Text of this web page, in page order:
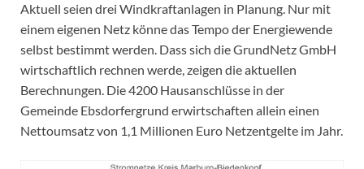
Aktuell seien drei Windkraftanlagen in Planung. Nur mit
einem eigenen Netz könne das Tempo der Energiewende
selbst bestimmt werden. Dass sich die GrundNetz GmbH
wirtschaftlich rechnen werde, zeigen die aktuellen
Berechnungen. Die 4200 Hausanschlüsse in der
Gemeinde Ebsdorfergrund erwirtschaften allein einen
Nettoumsatz von 1,1 Millionen Euro Netzentgelte im Jahr.